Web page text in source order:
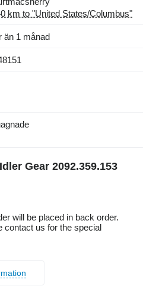
km to "United States/Columbus"
än 1 månad
Gear 2092.359.153
will be placed in back order.
contact us for the special